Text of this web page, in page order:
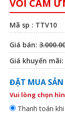
VÒI CẢM
Mã sp : TTV10
Giá bán:
Giá khuyến mãi:
ĐẶT MUA
Vui lòng chọn
Thanh toán